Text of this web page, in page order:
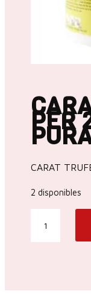
PER
CARAT
2 disponibles
TRUFEX